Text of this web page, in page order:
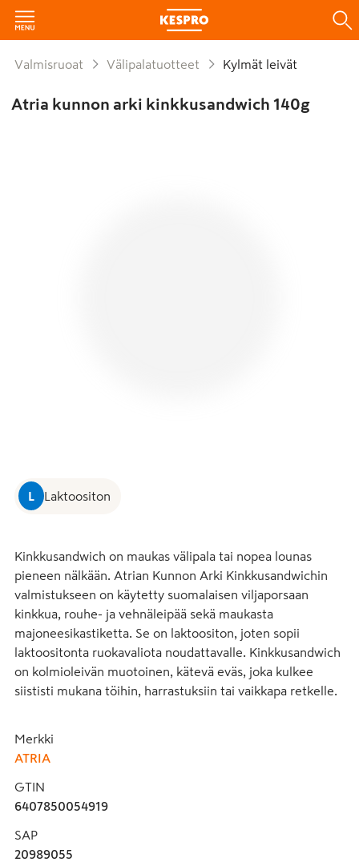
Valmisruoat Välipalatuotteet Kylmät leivät
Atria kunnon arki kinkkusandwich 140g
L Laktoositon
Kinkkusandwich on maukas välipala tai nopea lounas
pieneen nälkään. Atrian Kunnon Arki Kinkkusandwichin
valmistukseen on käytetty suomalaisen viljaporsaan
kinkkua, rouhe- ja vehnäleipää sekä maukasta
majoneesikastiketta. Se on laktoositon, joten sopii
laktoositonta ruokavaliota noudattavalle. Kinkkusandwich
on kolmioleivän muotoinen, kätevä eväs, joka kulkee
siististi mukana töihin, harrastuksiin tai vaikkapa retkelle.
Merkki
ATRIA
GTIN
6407850054919
SAP
20989055